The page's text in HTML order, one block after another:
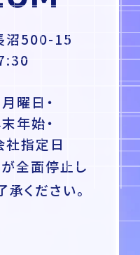
沼500-15
曜日・
年始・
社指定日
全面停止し
ください。